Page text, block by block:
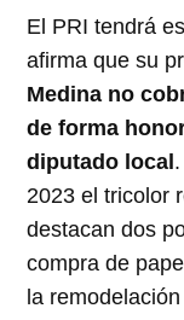
El PRI tendrá
afirma que su
Medina no
de forma
diputado local
2023 el tricolor
destacan dos
compra de
la